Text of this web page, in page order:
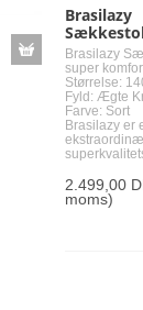
Brasilazy
Brasilazy
super
Størrelse:
Fyld: Ægte
Farve: Sort
Brasilazy er
2.499,00
moms)